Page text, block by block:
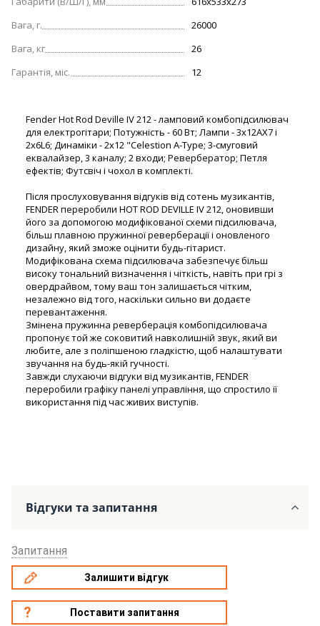
Вага, г.
26000
Вага, кг
26
Гарантія, міс.
12
Fender Hot Rod Deville IV 212 - ламповий комбопідсилювач
для електрогітари; Потужність - 60 Вт; Лампи - 3х12АХ7 і
2х6L6; Динаміки - 2х12 "Celestion A-Type; 3-смуговий
еквалайзер, 3 каналу; 2 входи; Ревербератор; Петля
ефектів; Футсвіч і чохол в комплекті.
Після прослуховування відгуків від сотень музикантів,
FENDER переробили HOT ROD DEVILLE IV 212, оновивши
його за допомогою модифікованої схеми підсилювача,
більш плавною пружинної реверберації і оновленого
дизайну, який зможе оцінити будь-гітарист.
Модифікована схема підсилювача забезпечує більш
високу тональний визначення і чіткість, навіть при грі з
овердрайвом, тому ваш тон залишається чітким,
незалежно від того, наскільки сильно ви додаєте
перевантаження.
Змінена пружинна реверберація комбопідсилювача
пропонує той же соковитий навколишній звук, який ви
любите, але з поліпшеною гладкістю, щоб налаштувати
звучання на будь-якій гучності.
Завжди слухаючи відгуки від музикантів, FENDER
переробили графіку панелі управління, що спростило її
використання під час живих виступів.
Відгуки та запитання
Запитання
Залишити відгук
Поставити запитання